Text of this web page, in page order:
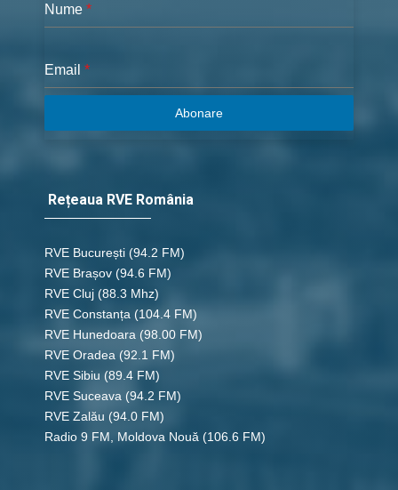
Nume *
Email *
Abonare
Rețeaua RVE România
RVE București (94.2 FM)
RVE Brașov (94.6 FM)
RVE Cluj (88.3 Mhz)
RVE Constanța (104.4 FM)
RVE Hunedoara (98.00 FM)
RVE Oradea (92.1 FM)
RVE Sibiu (89.4 FM)
RVE Suceava (94.2 FM)
RVE Zalău (94.0 FM)
Radio 9 FM, Moldova Nouă (106.6 FM)